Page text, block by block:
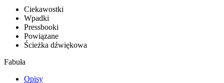
Ciekawostki
Wpadki
Pressbooki
Powiązane
Ścieżka dźwiękowa
Fabuła
Opisy